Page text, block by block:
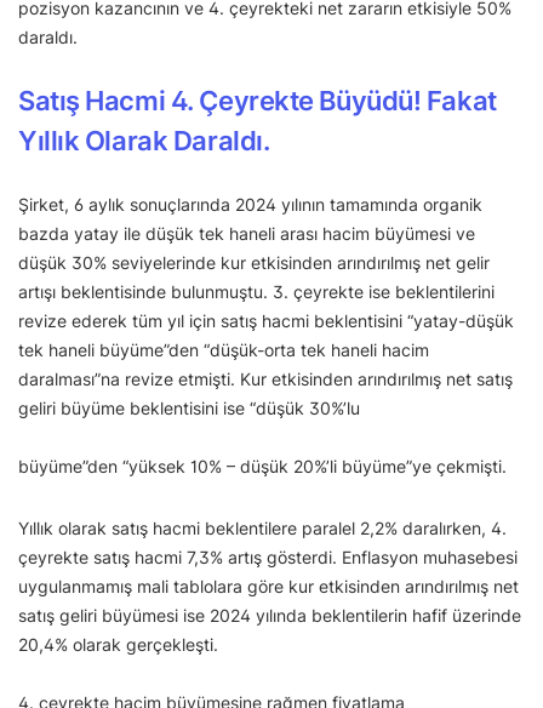
pozisyon kazancının ve 4. çeyrekteki net zararın etkisiyle 50%
daraldı.
Satış Hacmi 4. Çeyrekte Büyüdü! Fakat
Yıllık Olarak Daraldı.
Şirket, 6 aylık sonuçlarında 2024 yılının tamamında organik
bazda yatay ile düşük tek haneli arası hacim büyümesi ve
düşük 30% seviyelerinde kur etkisinden arındırılmış net gelir
artışı beklentisinde bulunmuştu. 3. çeyrekte ise beklentilerini
revize ederek tüm yıl için satış hacmi beklentisini “yatay-düşük
tek haneli büyüme”den “düşük-orta tek haneli hacim
daralması”na revize etmişti. Kur etkisinden arındırılmış net satış
geliri büyüme beklentisini ise “düşük 30%’lu
büyüme”den “yüksek 10% – düşük 20%’li büyüme”ye çekmişti.
Yıllık olarak satış hacmi beklentilere paralel 2,2% daralırken, 4.
çeyrekte satış hacmi 7,3% artış gösterdi. Enflasyon muhasebesi
uygulanmamış mali tablolara göre kur etkisinden arındırılmış net
satış geliri büyümesi ise 2024 yılında beklentilerin hafif üzerinde
20,4% olarak gerçekleşti.
4. çeyrekte hacim büyümesine rağmen fiyatlama